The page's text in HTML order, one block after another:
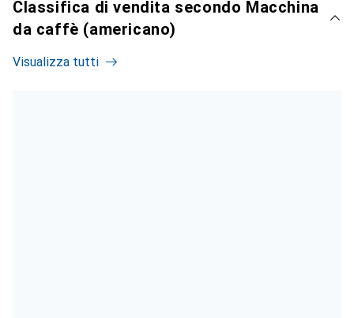
Classifica di vendita secondo Macchina
da caffè (americano)
Visualizza tutti